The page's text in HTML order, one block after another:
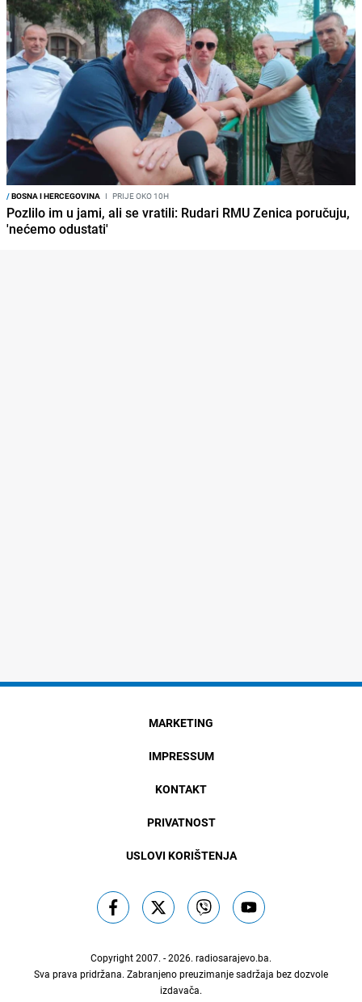
/BOSNA I HERCEGOVINA I PRIJE OKO 10H
Pozlilo im u jami, ali se vratili: Rudari RMU Zenica poručuju,
'nećemo odustati'
MARKETING
IMPRESSUM
KONTAKT
PRIVATNOST
USLOVI KORIŠTENJA
Copyright 2007. - 2026. radiosarajevo.ba.
Sva prava pridržana. Zabranjeno preuzimanje sadržaja bez dozvole
izdavača.